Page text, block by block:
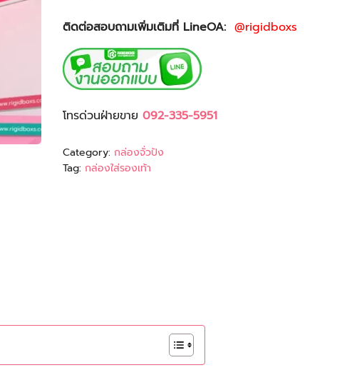
ติดต่อสอบถามเพิ่มเติมที่ LineOA: @rigidboxs
โทรด่วนฝ่ายขาย 092-335-5951
Category: กล่องจั่วปัง
Tag: กล่องใส่รองเท้า